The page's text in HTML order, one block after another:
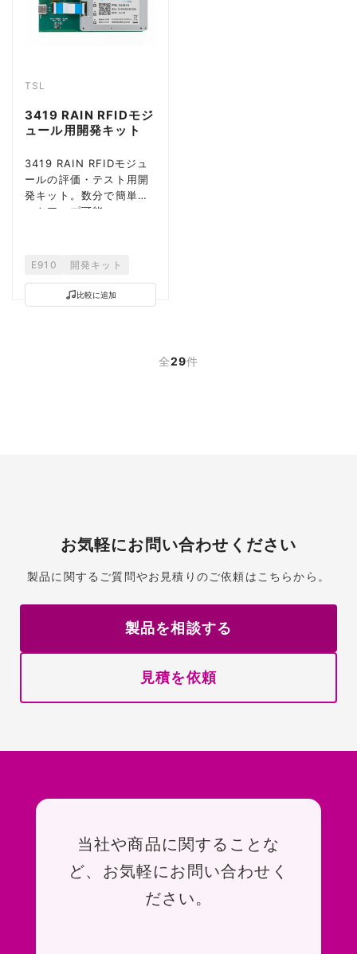
TSL
3419 RAIN RFIDモジ
ュール用開発キット
3419 RAIN RFIDモジュ
ールの評価・テスト用開
発キット。数分で簡単セ
ットアップ可能
E910 開発キット
比較に追加
全29件
お気軽にお問い合わせください
製品に関するご質問やお見積りのご依頼はこちらから。
製品を相談する
見積を依頼
お問い合わせ
当社や商品に関することな
ど、お気軽にお問い合わせく
ださい。